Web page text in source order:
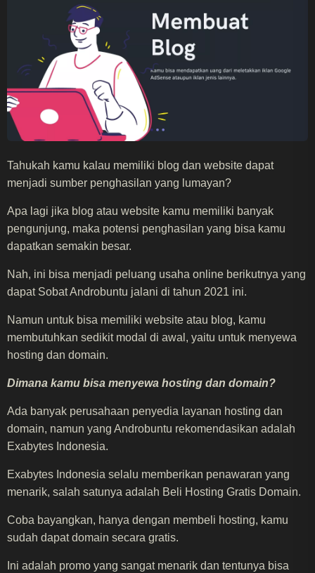
Tahukah kamu kalau memiliki blog dan website dapat
menjadi sumber penghasilan yang lumayan?
Apa lagi jika blog atau website kamu memiliki banyak
pengunjung, maka potensi penghasilan yang bisa kamu
dapatkan semakin besar.
Nah, ini bisa menjadi peluang usaha online berikutnya yang
dapat Sobat Androbuntu jalani di tahun 2021 ini.
Namun untuk bisa memiliki website atau blog, kamu
membutuhkan sedikit modal di awal, yaitu untuk menyewa
hosting dan domain.
Dimana kamu bisa menyewa hosting dan domain?
Ada banyak perusahaan penyedia layanan hosting dan
domain, namun yang Androbuntu rekomendasikan adalah
Exabytes Indonesia.
Exabytes Indonesia selalu memberikan penawaran yang
menarik, salah satunya adalah Beli Hosting Gratis Domain.
Coba bayangkan, hanya dengan membeli hosting, kamu
sudah dapat domain secara gratis.
Ini adalah promo yang sangat menarik dan tentunya bisa